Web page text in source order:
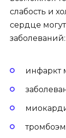
слабость и
сердце
заболеваний:
инфаркт